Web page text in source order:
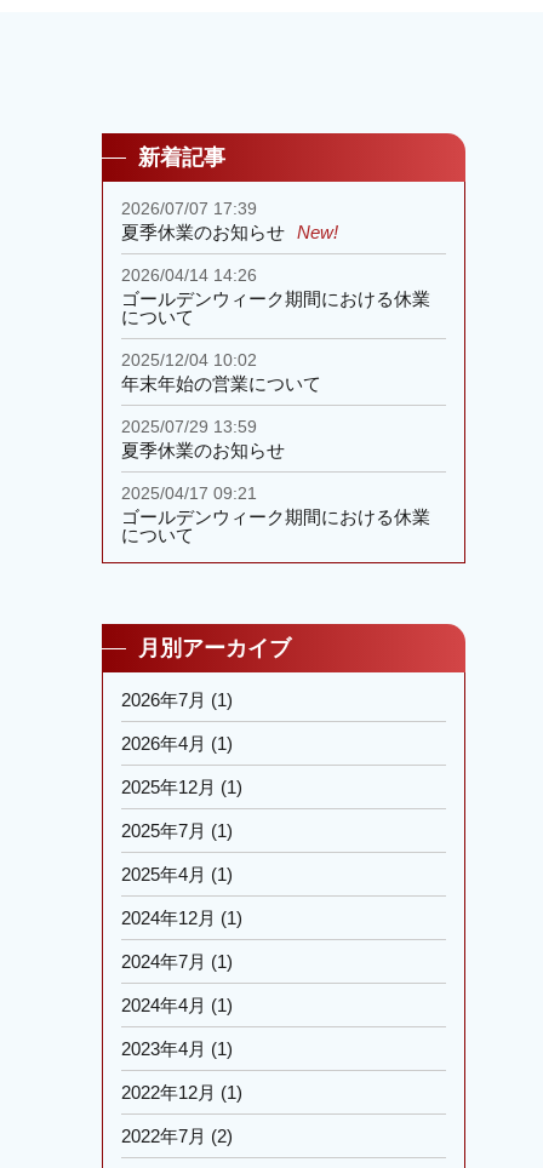
新着記事
2026/07/07 17:39
夏季休業のお知らせ New!
2026/04/14 14:26
ゴールデンウィーク期間における休業
について
2025/12/04 10:02
年末年始の営業について
2025/07/29 13:59
夏季休業のお知らせ
2025/04/17 09:21
ゴールデンウィーク期間における休業
について
月別アーカイブ
2026年7月 (1)
2026年4月 (1)
2025年12月 (1)
2025年7月 (1)
2025年4月 (1)
2024年12月 (1)
2024年7月 (1)
2024年4月 (1)
2023年4月 (1)
2022年12月 (1)
2022年7月 (2)